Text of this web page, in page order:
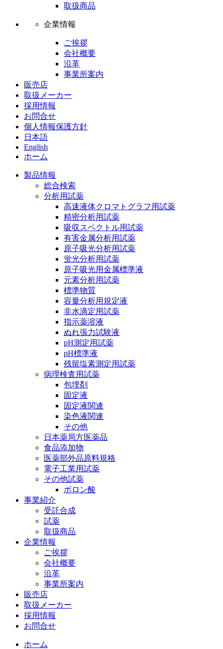
取扱商品
企業情報
ご挨拶
会社概要
沿革
事業所案内
販売店
取扱メーカー
採用情報
お問合せ
個人情報保護方針
日本語
English
ホーム
製品情報
総合検索
分析用試薬
高速液体クロマトグラフ用試薬
精密分析用試薬
吸収スペクトル用試薬
有害金属分析用試薬
原子吸光分析用試薬
蛍光分析用試薬
原子吸光用金属標準液
元素分析用試薬
標準物質
容量分析用規定液
非水滴定用試薬
指示薬溶液
ぬれ張力試験液
pH測定用試薬
pH標準液
残留塩素測定用試薬
病理検査用試薬
包埋剤
固定液
固定液関連
染色液関連
その他
日本薬局方医薬品
食品添加物
医薬部外品原料規格
電子工業用試薬
その他試薬
ボロン酸
事業紹介
受託合成
試薬
取扱商品
企業情報
ご挨拶
会社概要
沿革
事業所案内
販売店
取扱メーカー
採用情報
お問合せ
ホーム